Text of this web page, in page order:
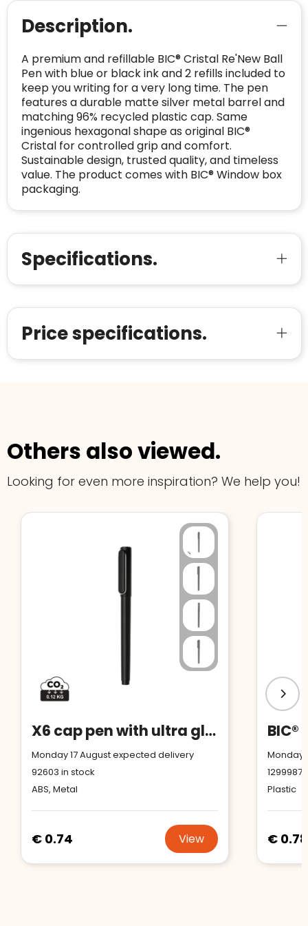
Description.
A premium and refillable BIC® Cristal Re'New Ball
Pen with blue or black ink and 2 refills included to
keep you writing for a very long time. The pen
features a durable matte silver metal barrel and
matching 96% recycled plastic cap. Same
ingenious hexagonal shape as original BIC®
Cristal for controlled grip and comfort.
Sustainable design, trusted quality, and timeless
value. The product comes with BIC® Window box
packaging.
Specifications.
Price specifications.
Others also viewed.
Looking for even more inspiration? We help you!
X6 cap pen with ultra glide ink
Monday 17 August expected delivery
92603 in stock
ABS, Metal
€ 0.74 View
BIC®
Monday
1299987
Plastic
€ 0.78
CONTACTGEGEVENS
Telefoonnummer +32 479 88 00 36 Geverifieerd
E-
mailadres
mia@linkkado.be Geverifieerd
BEDRIJFSGEGEVENS
Bedrijfsnaam: Linkkado
Domein:
Oprichting van de
2026
Aantal werknemers: 1-10
Trustindex-certificaat
2026-04-22
Trustindex controleert websites voortdurend
Safe Browsing:geen probleem
gedetecteerd
Blacklist Geen site op de zwarte lijst
Geldig SSL-certificaat
Spam E-mail is spamvrij
Websites die consequent een hoog niveau
van klanttevredenheid handhaven en
voldoen aan een hoog niveau van
veiligheidsprotocol, kunnen Trustindex-
certificaat verkrijgen. Zoekt u bij het winkelen
naar de certificaten van Trustindex en koopt u
met vertrouwen!
Meer informatie»
Voor bedrijven
Bouwt u vertrouwen op en verhoogt u uw
verkoop met de Trustindex-certificaat.